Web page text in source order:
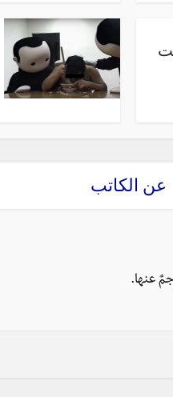
عن الكاتب
عنها.